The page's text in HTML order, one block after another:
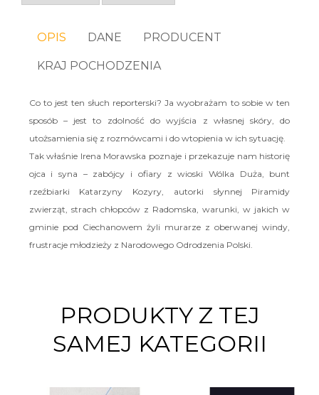
OPIS DANE PRODUCENT
KRAJ POCHODZENIA
Co to jest ten słuch reporterski? Ja wyobrażam to sobie w ten
sposób – jest to zdolność do wyjścia z własnej skóry, do
utożsamienia się z rozmówcami i do wtopienia w ich sytuację.
Tak właśnie Irena Morawska poznaje i przekazuje nam historię
ojca i syna – zabójcy i ofiary z wioski Wólka Duża, bunt
rzeźbiarki Katarzyny Kozyry, autorki słynnej Piramidy
zwierząt, strach chłopców z Radomska, warunki, w jakich w
gminie pod Ciechanowem żyli murarze z oberwanej windy,
frustracje młodzieży z Narodowego Odrodzenia Polski.
PRODUKTY Z TEJ
SAMEJ KATEGORII